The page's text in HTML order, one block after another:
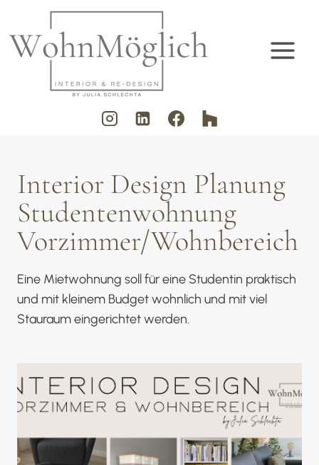
springen
Interior Design Planung
Studentenwohnung
Vorzimmer/Wohnbereich
Eine Mietwohnung soll für eine Studentin praktisch
und mit kleinem Budget wohnlich und mit viel
Stauraum eingerichtet werden.